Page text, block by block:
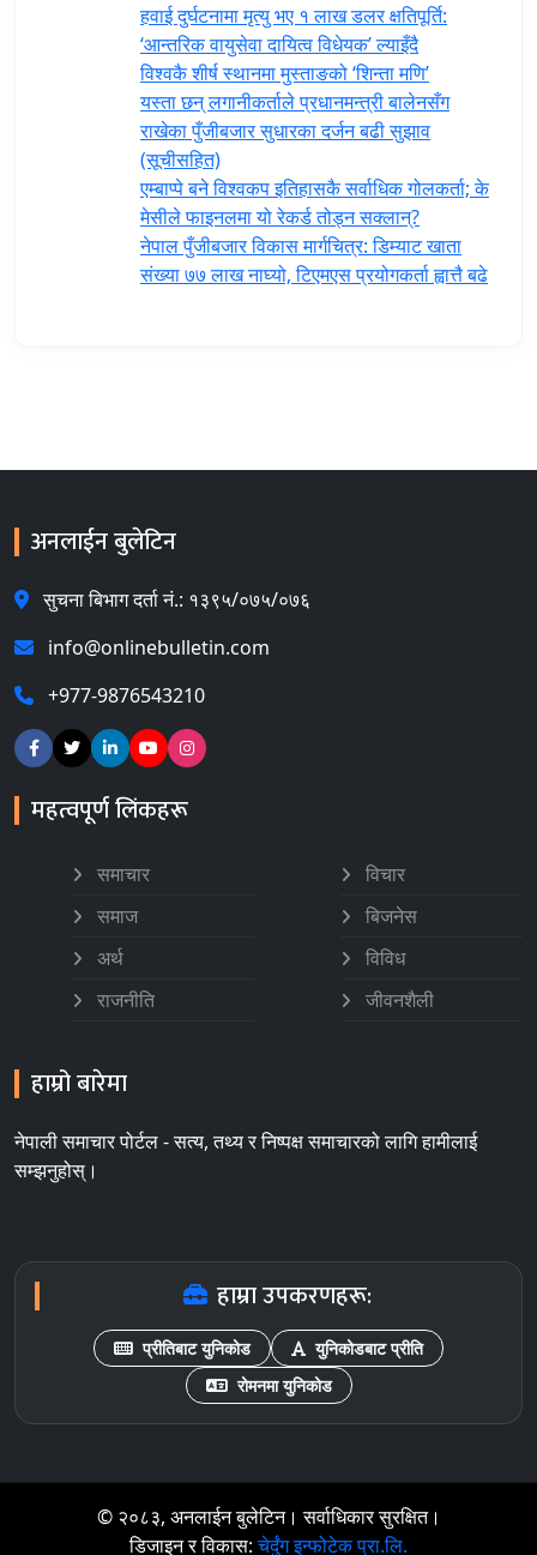
हवाई दुर्घटनामा मृत्यु भए १ लाख डलर क्षतिपूर्ति:
‘आन्तरिक वायुसेवा दायित्व विधेयक’ ल्याइँदै
विश्वकै शीर्ष स्थानमा मुस्ताङको ‘शिन्ता मणि’
यस्ता छन् लगानीकर्ताले प्रधानमन्त्री ‍बालेनसँग
राखेका पुँजीबजार सुधारका दर्जन बढी सुझाव
(सूचीसहित)
एम्बाप्पे बने विश्वकप इतिहासकै सर्वाधिक गोलकर्ता; के
मेसीले फाइनलमा यो रेकर्ड तोड्न सक्लान्?
नेपाल पुँजीबजार विकास मार्गचित्र: डिम्याट खाता
संख्या ७७ लाख नाघ्यो, टिएमएस प्रयोगकर्ता ह्वात्तै बढे
अनलाईन बुलेटिन
सुचना बिभाग दर्ता नं.: १३९५/०७५/०७६
info@onlinebulletin.com
+977-9876543210
महत्वपूर्ण लिंकहरू
समाचार
समाज
अर्थ
राजनीति
विचार
बिजनेस
विविध
जीवनशैली
हाम्रो बारेमा
नेपाली समाचार पोर्टल - सत्य, तथ्य र निष्पक्ष समाचारको लागि हामीलाई
सम्झनुहोस्।
हाम्रा उपकरणहरू:
प्रीतिबाट युनिकोड
युनिकोडबाट प्रीति
रोमनमा युनिकोड
© २०८३, अनलाईन बुलेटिन। सर्वाधिकार सुरक्षित।
डिजाइन र विकास:चेर्दुंग इन्फोटेक प्रा.लि.